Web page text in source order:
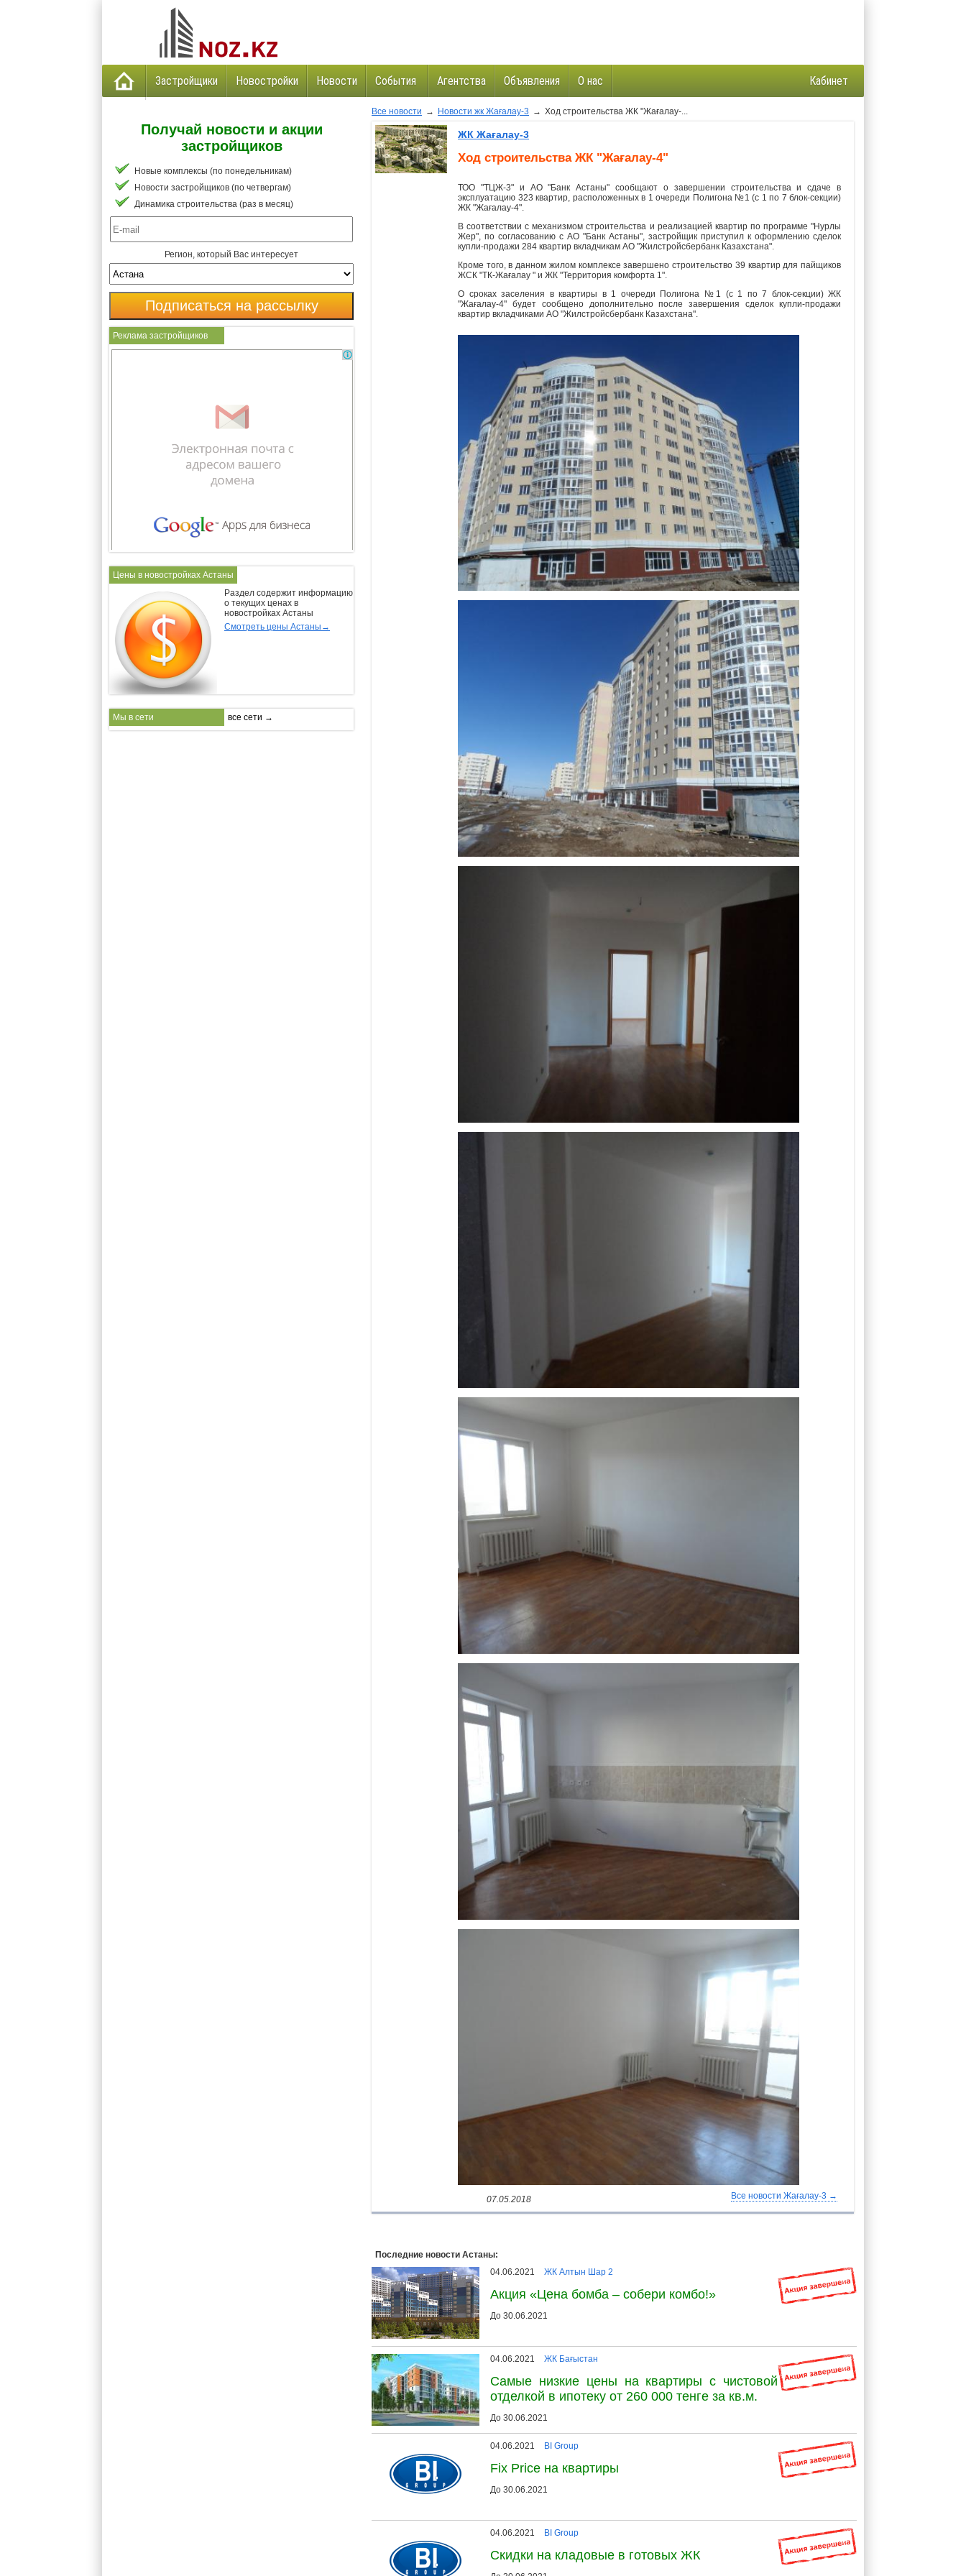
Застройщики Новостройки Новости События Агентства Объявления О нас Кабинет
Все новости → Новости жк Жағалау-3 → Ход строительства ЖК "Жағалау-...
ЖК Жағалау-3
Ход строительства ЖК "Жағалау-4"
ТОО "ТЦЖ-3" и АО "Банк Астаны" сообщают о завершении строительства и сдаче в
эксплуатацию 323 квартир, расположенных в 1 очереди Полигона №1 (с 1 по 7 блок-секции)
ЖК "Жағалау-4".
В соответствии с механизмом строительства и реализацией квартир по программе "Нурлы
Жер", по согласованию с АО "Банк Астаны", застройщик приступил к оформлению сделок
купли-продажи 284 квартир вкладчикам АО "Жилстройсбербанк Казахстана".
Кроме того, в данном жилом комплексе завершено строительство 39 квартир для пайщиков
ЖСК "ТК-Жағалау " и ЖК "Территория комфорта 1".
О сроках заселения в квартиры в 1 очереди Полигона №1 (с 1 по 7 блок-секции) ЖК
"Жағалау-4" будет сообщено дополнительно после завершения сделок купли-продажи
квартир вкладчиками АО "Жилстройсбербанк Казахстана".
07.05.2018 Все новости Жағалау-3 →
Последние новости Астаны:
04.06.2021
ЖК Алтын Шар 2
Акция «Цена бомба – собери комбо!»
До 30.06.2021
04.06.2021 ЖК Бағыстан
Самые низкие цены на квартиры с чистовой
отделкой в ипотеку от 260 000 тенге за кв.м.
До 30.06.2021
04.06.2021 BI Group
Fix Price на квартиры
До 30.06.2021
04.06.2021 BI Group
Скидки на кладовые в готовых ЖК
Получай новости и акции
застройщиков
Новые комплексы (по понедельникам)
Новости застройщиков (по четвергам)
Динамика строительства (раз в месяц)
Регион, который Вас интересует
Реклама застройщиков
Цены в новостройках Астаны
Раздел содержит информацию
о текущих ценах в
новостройках Астаны
Смотреть цены Астаны→
Мы в сети все сети →